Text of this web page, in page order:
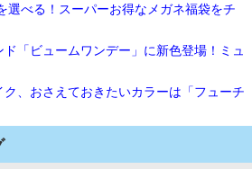
選べる！スーパーお得なメガネ福袋をチ
ド「ビュームワンデー」に新色登場！ミュ
ク、おさえておきたいカラーは「フューチ